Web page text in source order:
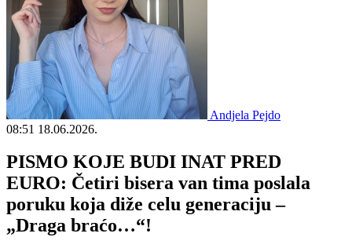
Andjela Pejdo
08:51 18.06.2026.
PISMO KOJE BUDI INAT PRED
EURO: Četiri bisera van tima poslala
poruku koja diže celu generaciju –
„Draga braćo…“!